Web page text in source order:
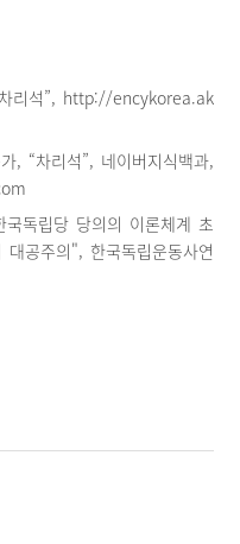
리석”, http://encykorea.ak
, “차리석”, 네이버지식백과,
독립당 당의의 이론체계 초
공주의", 한국독립운동사연